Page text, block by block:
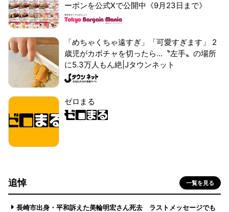
ーポンを公式Xで公開中《9月23日まで》
「めちゃくちゃ遠すぎ」「可愛すぎます」 2
歳児がカボチャを切ったら...〝左手〟の場所
に5.3万人もん絶|Jタウンネット
ゼロまる
追悼 一覧を見る
長崎市出身・平和訴えた美輪明宏さん死去 ラストメッセージでも